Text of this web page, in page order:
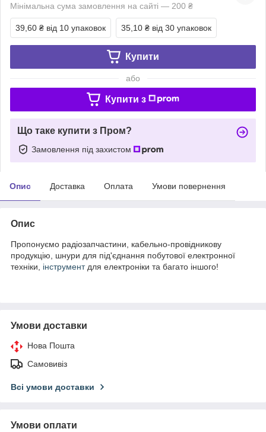
Мінімальна сума замовлення на сайті — 200 ₴
39,60 ₴ від 10 упаковок 35,10 ₴ від 30 упаковок
Купити
або
Купити з
Що таке купити з Пром?
Замовлення під захистом
Опис Доставка Оплата Умови повернення
Опис
Пропонуємо радіозапчастини, кабельно-провідникову
продукцію, шнури для під'єднання побутової електронної
техніки, інструментдля електроніки та багато іншого!
Умови доставки
Нова Пошта
Самовивіз
Всі умови доставки
Умови оплати